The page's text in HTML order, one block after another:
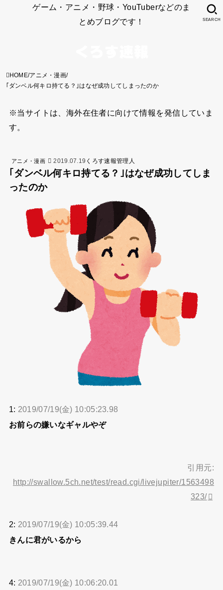
ゲーム・アニメ・野球・YouTuberなどのま
とめブログです！
SEARCH
HOME アニメ・漫画
｢ダンベル何キロ持てる？｣はなぜ成功してしまったのか
※当サイトは、海外在住者に向けて情報を発信していま
す。
アニメ・漫画 2019.07.19 くろす速報管理人
｢ダンベル何キロ持てる？｣はなぜ成功してしま
ったのか
1: 2019/07/19(金) 10:05:23.98
お前らの嫌いなギャルやぞ
引用元:
http://swallow.5ch.net/test/read.cgi/livejupiter/1563498
323/
2: 2019/07/19(金) 10:05:39.44
きんに君がいるから
4: 2019/07/19(金) 10:06:20.01